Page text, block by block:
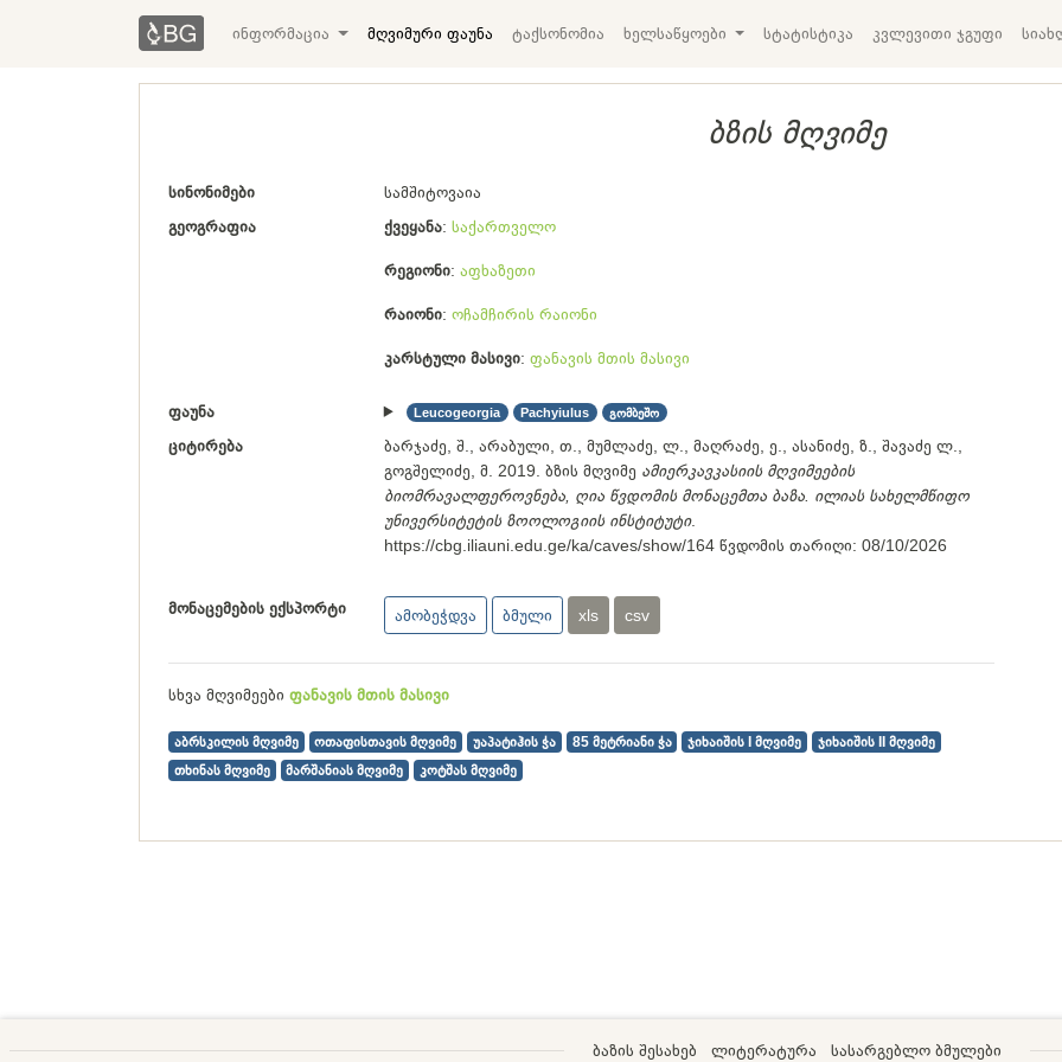
ინფორმაცია მღვიმური ფაუნა ტაქსონომია ხელსაწყოები სტატისტიკა კვლევითი ჯგუფი
ბზის მღვიმე
სინონიმები
სამშიტოვაია
გეოგრაფია
ქვეყანა საქართველო
რეგიონი აფხაზეთი
რაიონი ოჩამჩირის რაიონი
კარსტული მასივი ფანავის მთის მასივი
ფაუნა Leucogeorgia Pachyiulus გომბეშო
ციტირება
ბარჯაძე, შ., არაბული, თ., მუმლაძე, ლ., მაღრაძე, ე., ასანიძე, ზ., შავაძე ლ.,
გოგშელიძე, მ. 2019. ბზის მღვიმე ამიერკავკასიის მღვიმეების
ბიომრავალფეროვნება, ღია წვდომის მონაცემთა ბაზა. ილიას სახელმწიფო
უნივერსიტეტის ზოოლოგიის ინსტიტუტი.
https://cbg.iliauni.edu.ge/ka/caves/show/164წვდომის თარიღი: 08/10/2026
მონაცემების ექსპორტი ამობეჭდვა ბმული xls csv
სხვა მღვიმეები ფანავის მთის მასივი
აბრსკილის მღვიმე ოთაფისთავის მღვიმე უაპატიჰის ჭა 85 მეტრიანი ჭა ჯიხაიშის I მღვიმე
ჯიხაიშის II მღვიმე
თხინას მღვიმე
მარშანიას მღვიმე კოტშას მღვიმე
ბაზის შესახებ ლიტერატურა სასარგებლო ბმულები